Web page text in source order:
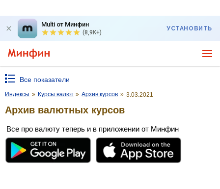
Multi от Минфин
(8,9K+)
УСТАНОВИТЬ
Все показатели
Индексы » Курсы валют » Архив курсов » 3.03.2021
Архив валютных курсов
Все про валюту теперь и в приложении от Минфин